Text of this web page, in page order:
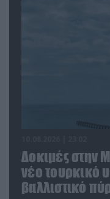
Δοκιμές στην
νέο τουρκικό
βαλλιστικό